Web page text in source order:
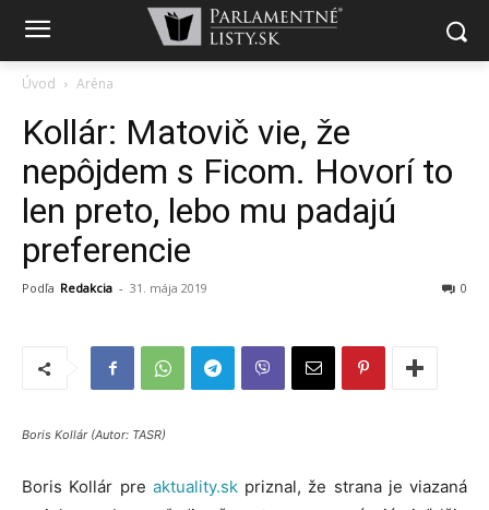
Úvod Aréna
Kollár: Matovič vie, že
nepôjdem s Ficom. Hovorí to
len preto, lebo mu padajú
preferencie
Podľa Redakcia - 31. mája 2019 0
Boris Kollár (Autor: TASR)
Boris Kollár pre aktuality.sk priznal, že strana je viazaná